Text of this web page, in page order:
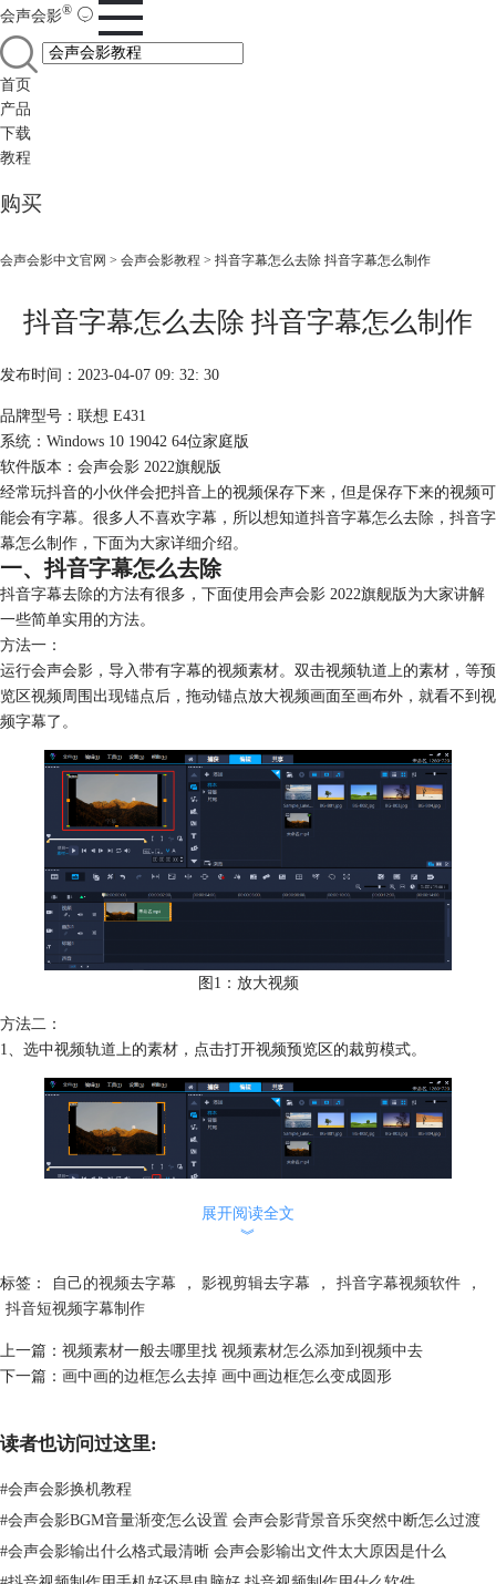
会声会影®
首页
产品
下载
教程
购买
会声会影中文官网 > 会声会影教程 > 抖音字幕怎么去除 抖音字幕怎么制作
抖音字幕怎么去除 抖音字幕怎么制作
发布时间：2023-04-07 09: 32: 30
品牌型号：联想 E431
系统：Windows 10 19042 64位家庭版
软件版本：会声会影 2022旗舰版
经常玩抖音的小伙伴会把抖音上的视频保存下来，但是保存下来的视频可
能会有字幕。很多人不喜欢字幕，所以想知道抖音字幕怎么去除，抖音字
幕怎么制作，下面为大家详细介绍。
一、抖音字幕怎么去除
抖音字幕去除的方法有很多，下面使用会声会影 2022旗舰版为大家讲解
一些简单实用的方法。
方法一：
运行会声会影，导入带有字幕的视频素材。双击视频轨道上的素材，等预
览区视频周围出现锚点后，拖动锚点放大视频画面至画布外，就看不到视
频字幕了。
图1：放大视频
方法二：
1、选中视频轨道上的素材，点击打开视频预览区的裁剪模式。
2、视频四周会出现虚线框，点击虚线框的边或角并拖动，裁剪掉视频的
字幕。
展开阅读全文
︾
标签： 自己的视频去字幕 ， 影视剪辑去字幕 ， 抖音字幕视频软件
，
抖音短视频字幕制作
上一篇： 视频素材一般去哪里找 视频素材怎么添加到视频中去
下一篇： 画中画的边框怎么去掉 画中画边框怎么变成圆形
读者也访问过这里:
#会声会影换机教程
#会声会影BGM音量渐变怎么设置 会声会影背景音乐突然中断怎么过渡
#会声会影输出什么格式最清晰 会声会影输出文件太大原因是什么